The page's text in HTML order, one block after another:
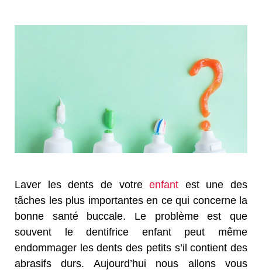
Laver les dents de votreenfant est une des
tâches les plus importantes en ce qui concerne la
bonne santé buccale. Le problème est que
souvent le dentifrice enfant peut même
endommager les dents des petits s’il contient des
abrasifs durs. Aujourd’hui nous allons vous